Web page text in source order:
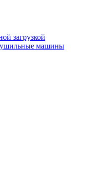
загрузкой
машины